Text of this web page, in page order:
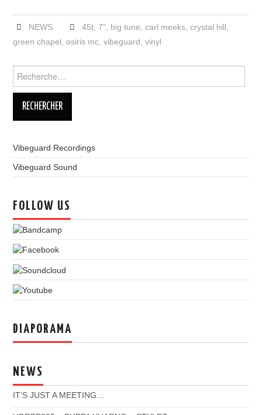
NEWS 45t, 7", big tune carl meeks, crystal hill
green chapel ,osiris mc ,vibeguard ,vinyl
Vibeguard Recordings
Vibeguard Sound
FOLLOW US
DIAPORAMA
NEWS
IT’S JUST A MEETING…